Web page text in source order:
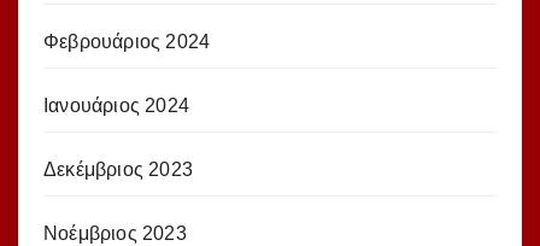
Φεβρουάριος 2024
Ιανουάριος 2024
Δεκέμβριος 2023
Νοέμβριος 2023